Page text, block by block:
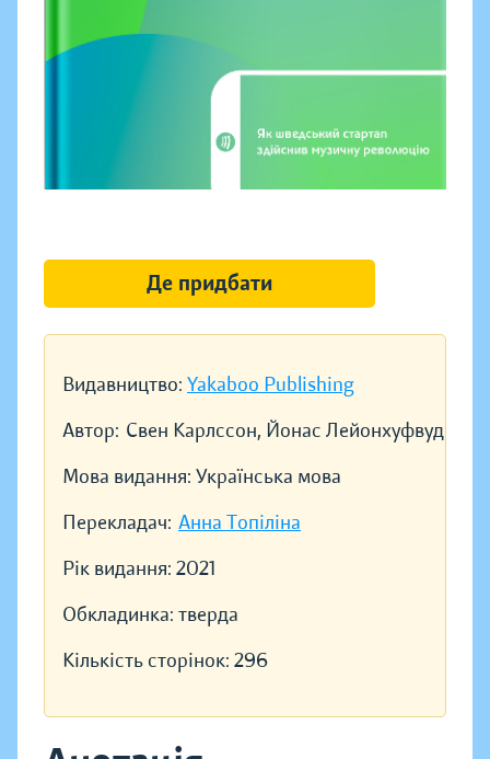
Видавництво: Yakaboo Publishing
Автор: Свен Карлссон, Йонас Лейонхуфвуд
Мова видання: Українська мова
Перекладач: Анна Топіліна
Рік видання: 2021
Обкладинка: тверда
Кількість сторінок: 296
Де придбати